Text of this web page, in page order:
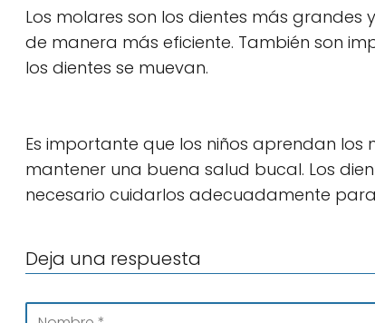
Los molares son los dientes más
de manera más eficiente. También son
los dientes se muevan.
Es importante que los niños aprendan
mantener una buena salud bucal. Los
necesario cuidarlos adecuadamente
Deja una respuesta